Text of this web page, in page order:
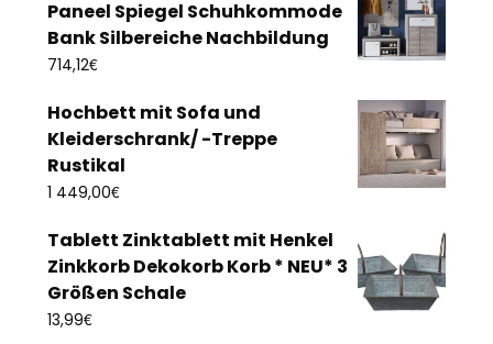
Paneel Spiegel Schuhkommode
Bank Silbereiche Nachbildung
714,12€
Hochbett mit Sofa und
Kleiderschrank/ -Treppe
Rustikal
1 449,00€
Tablett Zinktablett mit Henkel
Zinkkorb Dekokorb Korb * NEU* 3
Größen Schale
13,99€